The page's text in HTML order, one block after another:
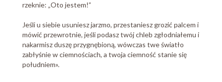
rzeknie: „Oto jestem!”
Jeśli u siebie usuniesz jarzmo, przestaniesz grozić palcem i
mówić przewrotnie, jeśli podasz twój chleb zgłodniałemu i
nakarmisz duszę przygnębioną, wówczas twe światło
zabłyśnie w ciemnościach, a twoja ciemność stanie się
południem».